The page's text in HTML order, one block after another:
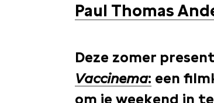
Paul Thomas
Deze zomer
Vaccinema: een
om je weekend in